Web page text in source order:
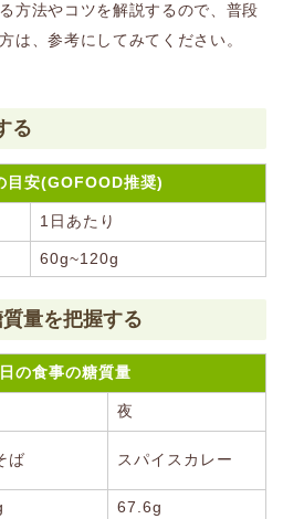
方法やコツを解説するので、普段
は、参考にしてみてください。
る
目安(GOFOOD推奨)
1日あたり
60g~120g
量を把握する
の食事の糖質量
夜
ば スパイスカレー
67.6g